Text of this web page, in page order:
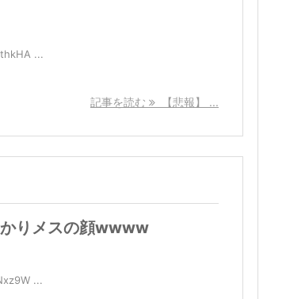
...
記事を読む 【悲報】 ...
りメスの顔wwww
...